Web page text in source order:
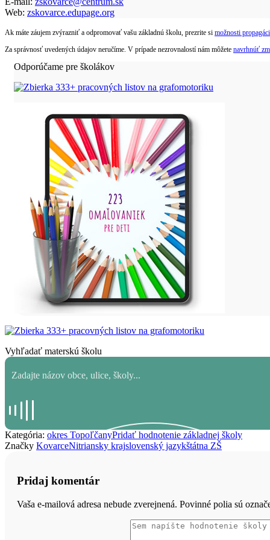
Web: zskovarce.edupage.org
Ak máte záujem zvýrazniť a odpromovať vašu základnú školu, prezrite si možnosti
Za správnosť uvedených údajov neručíme. V prípade nezrovnalostí nám môžete navrhnúť
Odporúčame pre školákov
Vyhľadať materskú školu
Kategória: okres TopoľčanyPridať hodnotenie základnej školy
Značky KovarceNitriansky krajslovenský jazykštátna ZŠ
Pridaj komentár
Vaša e-mailová adresa nebude zverejnená. Povinné polia sú